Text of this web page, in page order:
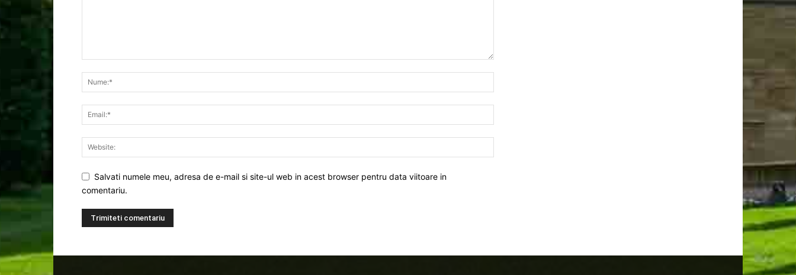
Salvati numele meu, adresa de e-mail si site-ul web in acest browser pentru data viitoare in
comentariu.